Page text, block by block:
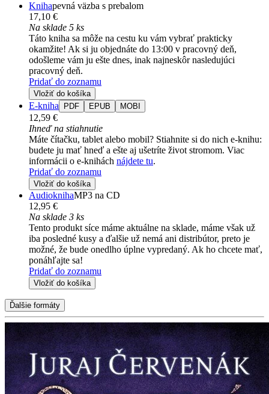
Knihapevná väzba s prebalom
17,10 €
Na sklade 5 ks
Táto kniha sa môže na cestu ku vám vybrať prakticky
okamžite! Ak si ju objednáte do 13:00 v pracovný deň,
odošleme vám ju ešte dnes, inak najneskôr nasledujúci
pracovný deň.
Pridať do zoznamu
Vložiť do košíka
E-kniha PDF EPUB MOBI
12,59 €
Ihneď na stiahnutie
Máte čítačku, tablet alebo mobil? Stiahnite si do nich e-knihu:
budete ju mať hneď a ešte aj ušetríte život stromom. Viac
informácii o e-knihách nájdete tu.
Pridať do zoznamu
Vložiť do košíka
AudioknihaMP3 na CD
12,95 €
Na sklade 3 ks
Tento produkt síce máme aktuálne na sklade, máme však už
iba posledné kusy a ďalšie už nemá ani distribútor, preto je
možné, že bude onedlho úplne vypredaný. Ak ho chcete mať,
ponáhľajte sa!
Pridať do zoznamu
Vložiť do košíka
Ďalšie formáty